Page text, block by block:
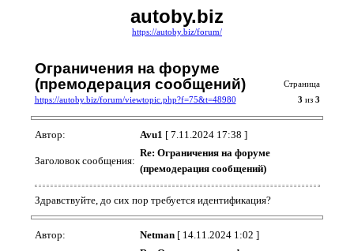
autoby.biz
https://autoby.biz/forum/
Ограничения на форуме
(премодерация сообщений)
https://autoby.biz/forum/viewtopic.php?f=75&t=48980
Страница
3 из 3
Автор: Avu1 [ 7.11.2024 17:38 ]
Заголовок сообщения:
Re: Ограничения на форуме
(премодерация сообщений)
Здравствуйте, до сих пор требуется идентификация?
Автор: Netman[ 14.11.2024 1:02 ]